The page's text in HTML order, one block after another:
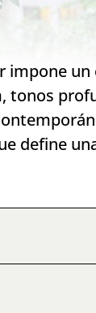
impone
tonos
define